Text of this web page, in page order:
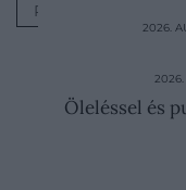
PSZICHIÁTRIA
2026.
Tabu volt és
Öleléssel és